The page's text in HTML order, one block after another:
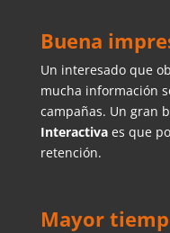
Buena
Un interesado que
mucha información
campañas. Un gran
Interactiva es que
retención.
Mayor